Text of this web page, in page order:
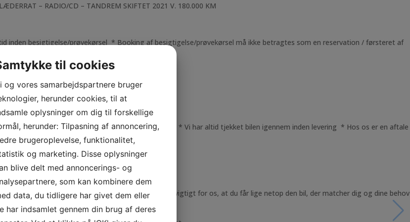
– RADIO/CD – TANDREM SKIFTET 2021 V. 180.000 KM
inden besigtigelse/prøvekørsel * Booking af besigtigelse/prøvekørsel må ikke betragtes som en reservation / førsteret af
på bilen.
på vores hjemmeside:
gode priser * Vi er her for dig – også efter handlen * Vi har altid tjekket bilen igennem inden levering * Hos os er en aftale
erfaring og rådgivning.
mennesker, som der findes biler. Det er derfor vigtigt for os, at du får lige netop den bil, der matcher dig og dine behov
til cookies
og vores samarbejdspartnere bruger
herunder cookies, til at
oplysninger om dig til forskellige
herunder: Tilpasning af annoncering,
brugeroplevelse, funktionalitet,
og marketing. Disse oplysninger
blive delt med annoncerings- og
som kan kombinere dem
data, du tidligere har givet dem eller
har indsamlet gennem din brug af deres